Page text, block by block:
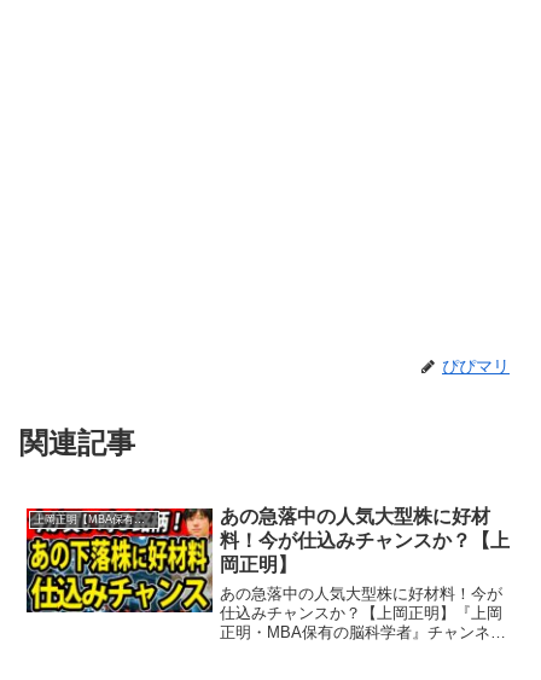
ぴぴマリ
関連記事
上岡正明【MBA保有の脳科学者】
あの急落中の人気大型株に好材
料！今が仕込みチャンスか？【上
岡正明】
あの急落中の人気大型株に好材料！今が
仕込みチャンスか？【上岡正明】『上岡
正明・MBA保有の脳科学者』チャンネル